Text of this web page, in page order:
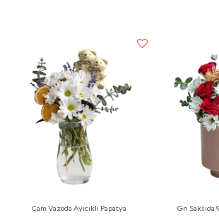
Cam Vazoda Ayıcıklı Papatya Gri Saksıda